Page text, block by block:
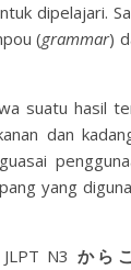
dipelajari.
(grammar)
suatu hasil
dan
yang
N3 から